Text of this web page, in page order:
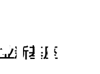
新基座